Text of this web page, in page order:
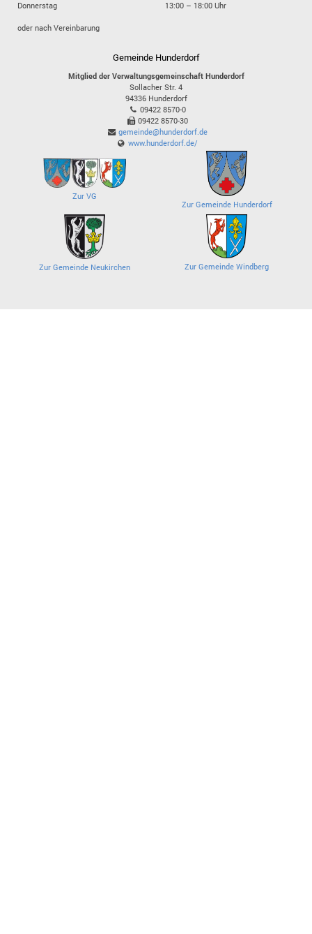
Donnerstag
13:00 – 18:00 Uhr
oder nach Vereinbarung
Gemeinde Hunderdorf
Mitglied der Verwaltungsgemeinschaft Hunderdorf
Sollacher Str. 4
94336 Hunderdorf
09422 8570-0
09422 8570-30
gemeinde@hunderdorf.de
www.hunderdorf.de/
Zur VG
Zur Gemeinde Hunderdorf
Zur Gemeinde Neukirchen Zur Gemeinde Windberg